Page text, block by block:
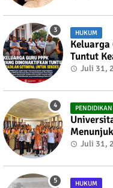
HUKUM
Tuntut
Bijaepunu
Juli 31,
PENDIDIKAN
Juli 31,
HUKUM